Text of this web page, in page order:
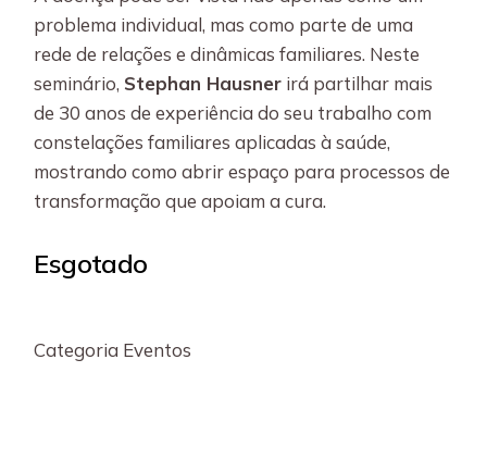
problema individual, mas como parte de uma
rede de relações e dinâmicas familiares. Neste
seminário, Stephan Hausner irá partilhar mais
de 30 anos de experiência do seu trabalho com
constelações familiares aplicadas à saúde,
mostrando como abrir espaço para processos de
transformação que apoiam a cura.
Esgotado
Categoria Eventos